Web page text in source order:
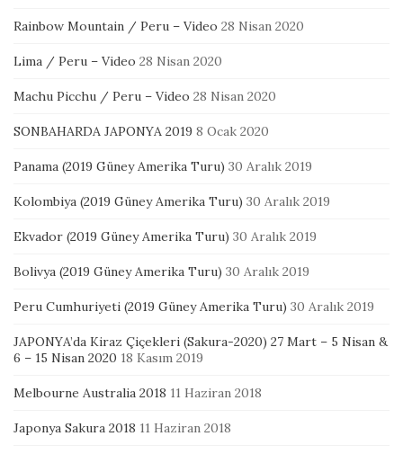
Rainbow Mountain / Peru – Video 28 Nisan 2020
Lima / Peru – Video 28 Nisan 2020
Machu Picchu / Peru – Video 28 Nisan 2020
SONBAHARDA JAPONYA 2019 8 Ocak 2020
Panama (2019 Güney Amerika Turu) 30 Aralık 2019
Kolombiya (2019 Güney Amerika Turu) 30 Aralık 2019
Ekvador (2019 Güney Amerika Turu) 30 Aralık 2019
Bolivya (2019 Güney Amerika Turu) 30 Aralık 2019
Peru Cumhuriyeti (2019 Güney Amerika Turu) 30 Aralık 2019
JAPONYA’da Kiraz Çiçekleri (Sakura-2020) 27 Mart – 5 Nisan &
6 – 15 Nisan 2020 18 Kasım 2019
Melbourne Australia 2018 11 Haziran 2018
Japonya Sakura 2018 11 Haziran 2018